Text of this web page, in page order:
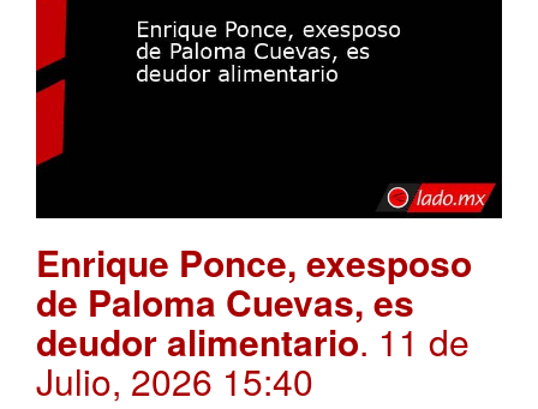
Enrique Ponce, exesposo
de Paloma Cuevas, es
deudor alimentario. 11 de
Julio, 2026 15:40